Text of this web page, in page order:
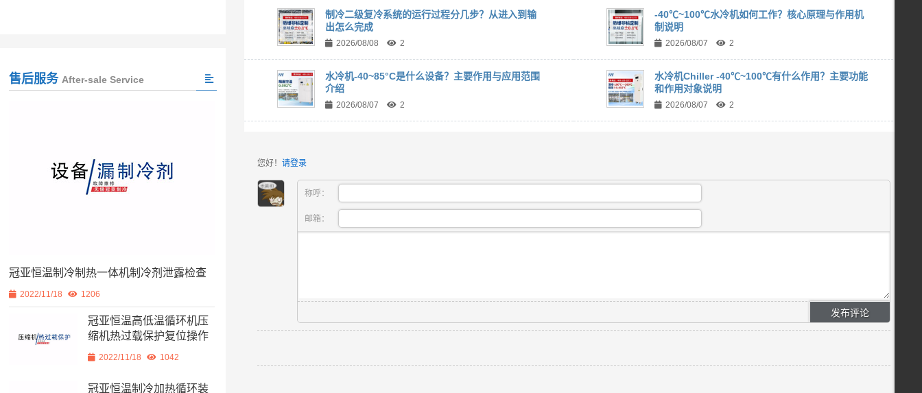
制冷二级复冷系统的运行过程分几步？从进入到输
出怎么完成
2026/08/08 2
-40℃~100℃水冷机如何工作？核心原理与作用机
制说明
2026/08/07 2
水冷机-40~85°C是什么设备？主要作用与应用范围
介绍
2026/08/07 2
水冷机Chiller -40℃~100℃有什么作用？主要功能
和作用对象说明
2026/08/07 2
您好！ 请登录
称呼：
邮箱：
售后服务 After-sale Service
冠亚恒温制冷制热一体机制冷剂泄露检查
2022/11/18 1206
冠亚恒温高低温循环机压
缩机热过载保护复位操作
2022/11/18 1042
冠亚恒温制冷加热循环装